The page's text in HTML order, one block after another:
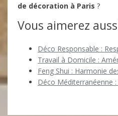
de décoration à Paris ?
Vous aimerez
Déco Responsable :
Travail à Domicile :
Feng Shui : Harmonie
Déco Méditerranéenne :